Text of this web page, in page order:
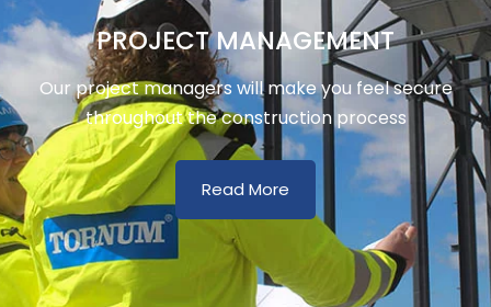
PROJECT MANAGEMENT
Our project managers will make you feel secure
throughout the construction process
Read More